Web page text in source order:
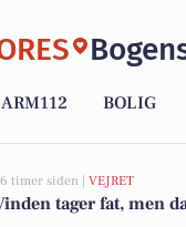
BOLIG
timer siden | VEJRET
tager fat, men